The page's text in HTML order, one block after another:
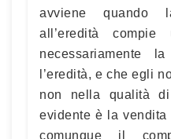
avviene quando
all’eredità
necessariamente
l’eredità, e che egli
non nella qualità di
evidente è la
comunque il